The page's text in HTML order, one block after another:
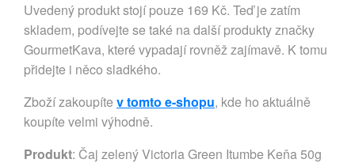
Uvedený produkt stojí pouze 169 Kč. Teď je zatím
skladem, podívejte se také na další produkty značky
GourmetKava, které vypadají rovněž zajímavě. K tomu
přidejte i něco sladkého.
Zboží zakoupíte v tomto e-shopu, kde ho aktuálně
koupíte velmi výhodně.
Produkt: Čaj zelený Victoria Green Itumbe Keňa 50g